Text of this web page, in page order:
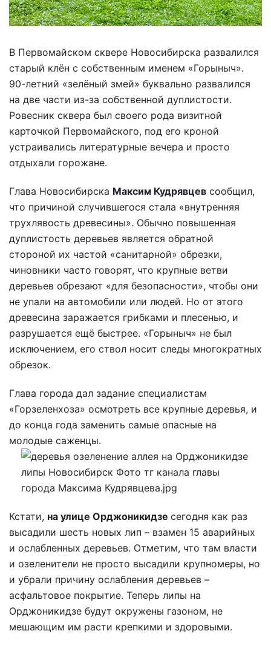
В Первомайском сквере Новосибирска развалился
старый клён с собственным именем «Горыныч».
90-летний «зелёный змей» буквально развалился
на две части из-за собственной дуплистости.
Ровесник сквера был своего рода визитной
карточкой Первомайского, под его кроной
устраивались литературные вечера и просто
отдыхали горожане.
Глава Новосибирска Максим Кудрявцев сообщил,
что причиной случившегося стала «внутренняя
трухлявость древесины». Обычно повышенная
дуплистость деревьев является обратной
стороной их частой «санитарной» обрезки,
чиновники часто говорят, что крупные ветви
деревьев обрезают «для безопасности», чтобы они
не упали на автомобили или людей. Но от этого
древесина заражается грибками и плесенью, и
разрушается ещё быстрее. «Горыныч» не был
исключением, его ствол носит следы многократных
обрезок.
Глава города дал задание специалистам
«Горзеленхоза» осмотреть все крупные деревья, и
до конца года заменить самые опасные на
молодые саженцы.
Кстати, на улице Орджоникидзе сегодня как раз
высадили шесть новых лип – взамен 15 аварийных
и ослабленных деревьев. Отметим, что там власти
и озеленители не просто высадили крупномеры, но
и убрали причину ослабления деревьев –
асфальтовое покрытие. Теперь липы на
Орджоникидзе будут окружены газоном, не
мешающим им расти крепкими и здоровыми.